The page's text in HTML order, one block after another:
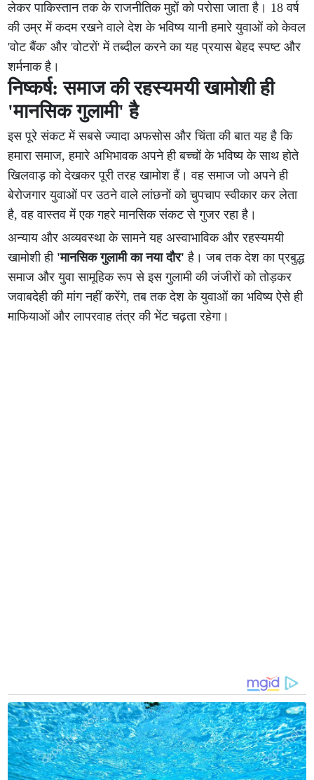
लेकर पाकिस्तान तक के राजनीतिक मुद्दों को परोसा जाता है। 18 वर्ष
की उम्र में कदम रखने वाले देश के भविष्य यानी हमारे युवाओं को केवल
'वोट बैंक' और 'वोटरों' में तब्दील करने का यह प्रयास बेहद स्पष्ट और
शर्मनाक है।
निष्कर्ष: समाज की रहस्यमयी खामोशी ही
'मानसिक गुलामी' है
इस पूरे संकट में सबसे ज्यादा अफसोस और चिंता की बात यह है कि
हमारा समाज, हमारे अभिभावक अपने ही बच्चों के भविष्य के साथ होते
खिलवाड़ को देखकर पूरी तरह खामोश हैं। वह समाज जो अपने ही
बेरोजगार युवाओं पर उठने वाले लांछनों को चुपचाप स्वीकार कर लेता
है, वह वास्तव में एक गहरे मानसिक संकट से गुजर रहा है।
अन्याय और अव्यवस्था के सामने यह अस्वाभाविक और रहस्यमयी
खामोशी ही 'मानसिक गुलामी का नया दौर' है। जब तक देश का प्रबुद्ध
समाज और युवा सामूहिक रूप से इस गुलामी की जंजीरों को तोड़कर
जवाबदेही की मांग नहीं करेंगे, तब तक देश के युवाओं का भविष्य ऐसे ही
माफियाओं और लापरवाह तंत्र की भेंट चढ़ता रहेगा।